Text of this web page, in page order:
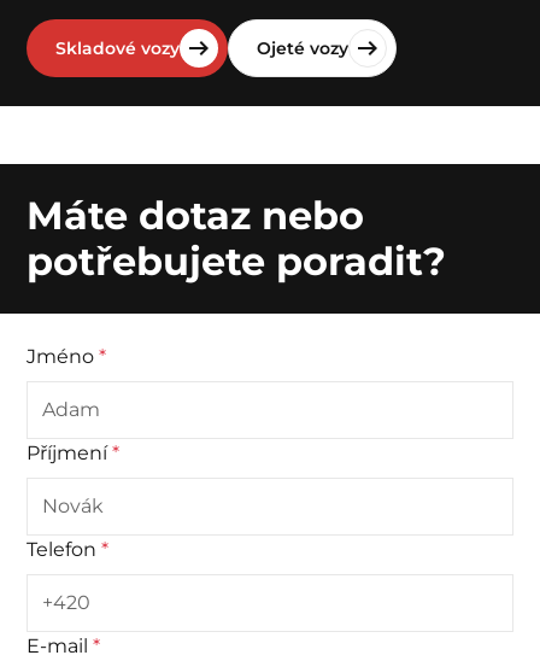
Skladové vozy Ojeté vozy
Máte dotaz nebo
potřebujete poradit?
Jméno*
Příjmení*
Telefon*
E-mail*